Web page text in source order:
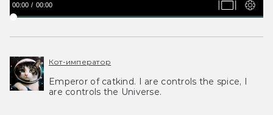
00:00 00:00
Кот-император
Emperor of catkind. I are controls the spice, I
are controls the Universe.